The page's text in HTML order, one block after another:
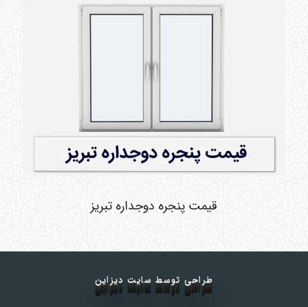
قیمت پنجره دوجداره تبریز
طراحی توسط سایت دیزاین